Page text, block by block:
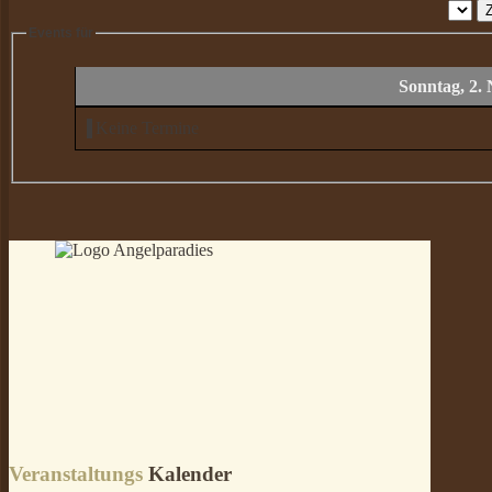
Events für
Sonntag, 2.
Keine Termine
Veranstaltungs Kalender